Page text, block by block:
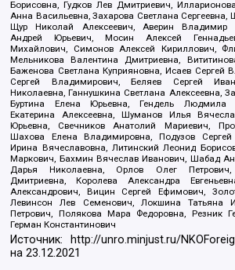
Борисовна, Гудков Лев Дмитриевич,
Анна Васильевна, Захарова Светлана Сергеевна,
Щур Николай Алексеевич, Аверин Владимир
Андрей Юрьевич, Мосин Алексей
Михайлович, Симонов Алексей Кириллович,
Мельникова Валентина Дмитриевна,
Баженова Светлана Куприяновна, Исаев Сергей
Сергей Владимирович, Беляев Сергей
Николаевна, Ганнушкина Светлана Алексеевна,
Буртина Елена Юрьевна, Гендель Людмила
Екатерина Алексеевна, Шуманов Илья
Юрьевна, Свечников Анатолий Мариевич,
Шахова Елена Владимировна, Подузов Сергей
Ирина Вячеславовна, Литинский Леонид
Маркович, Бахмин Вячеслав Иванович, Шабад
Дарья Николаевна, Орлов Олег
Дмитриевна, Королева Александра
Александрович, Вицин Сергей Ефимович,
Левинсон Лев Семенович, Локшина Татьяна
Петрович, Полякова Мара Федоровна, Резник
Герман Константинович
Источник: http://unro.minjust.ru/
на23.12.2021